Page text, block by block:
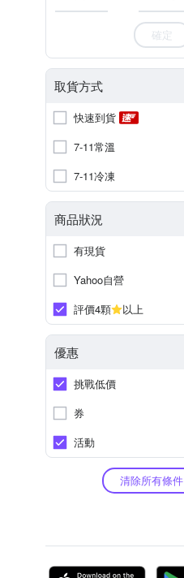
確定
取貨方式
快速到貨
7-11常溫
7-11冷凍
商品狀況
有現貨
Yahoo自營
評價4顆
以上
優惠
挑戰低價
券
活動
清除所有條件